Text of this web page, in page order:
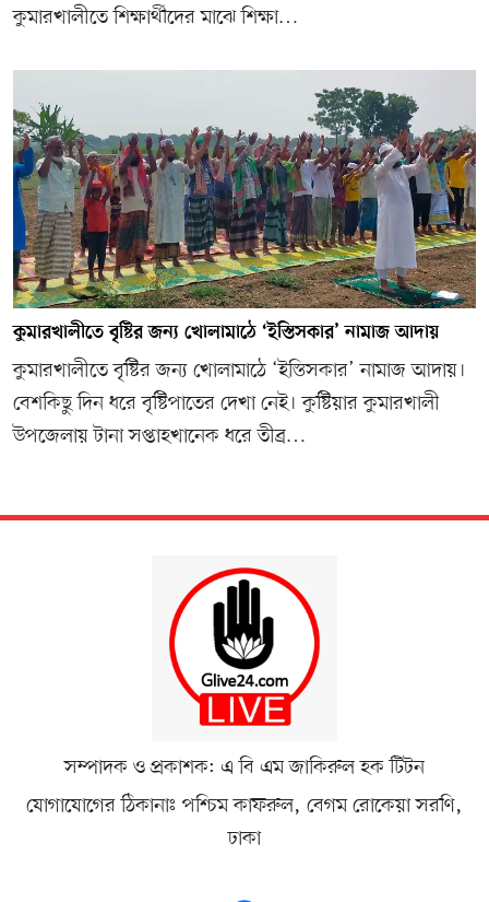
কুমারখালীতে শিক্ষার্থীদের মাঝে শিক্ষা…
কুমারখালীতে বৃষ্টির জন্য খোলামাঠে ‘ইস্তিসকার’ নামাজ আদায়
কুমারখালীতে বৃষ্টির জন্য খোলামাঠে ‘ইস্তিসকার’ নামাজ আদায়।
বেশকিছু দিন ধরে বৃষ্টিপাতের দেখা নেই। কুষ্টিয়ার কুমারখালী
উপজেলায় টানা সপ্তাহখানেক ধরে তীব্র…
সম্পাদক ও প্রকাশক: এ বি এম জাকিরুল হক টিটন
যোগাযোগের ঠিকানাঃ পশ্চিম কাফরুল, বেগম রোকেয়া সরণি,
ঢাকা